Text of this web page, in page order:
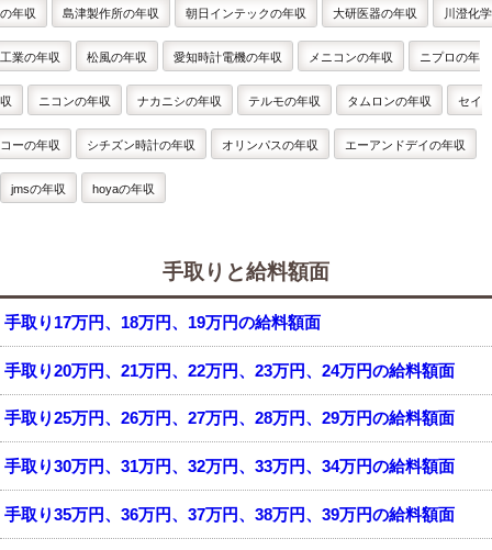
の年収 島津製作所の年収 朝日インテックの年収 大研医器の年収 川澄化学
工業の年収 松風の年収 愛知時計電機の年収 メニコンの年収 ニプロの年
収 ニコンの年収 ナカニシの年収 テルモの年収 タムロンの年収 セイ
コーの年収 シチズン時計の年収 オリンパスの年収 エーアンドデイの年収
jmsの年収 hoyaの年収
手取りと給料額面
手取り17万円、18万円、19万円の給料額面
手取り20万円、21万円、22万円、23万円、24万円の給料額面
手取り25万円、26万円、27万円、28万円、29万円の給料額面
手取り30万円、31万円、32万円、33万円、34万円の給料額面
手取り35万円、36万円、37万円、38万円、39万円の給料額面